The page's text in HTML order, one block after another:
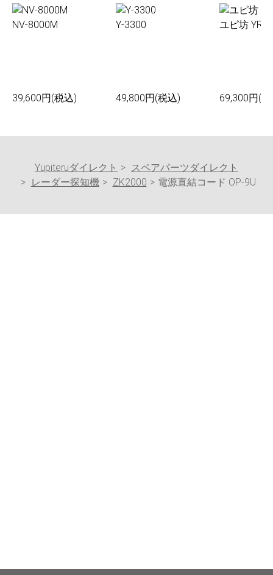
NV-8000M
39,600円(税込)
Y-3300
49,800円(税込)
ユピ坊 YR-
69,300円(
Yupiteruダイレクト
スペアパーツダイレクト
レーダー探知機
ZK2000 電源直結コード OP-9U